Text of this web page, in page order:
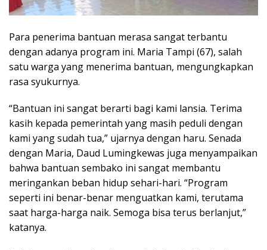
Para penerima bantuan merasa sangat terbantu
dengan adanya program ini. Maria Tampi (67), salah
satu warga yang menerima bantuan, mengungkapkan
rasa syukurnya.
“Bantuan ini sangat berarti bagi kami lansia. Terima
kasih kepada pemerintah yang masih peduli dengan
kami yang sudah tua,” ujarnya dengan haru. Senada
dengan Maria, Daud Lumingkewas juga menyampaikan
bahwa bantuan sembako ini sangat membantu
meringankan beban hidup sehari-hari. “Program
seperti ini benar-benar menguatkan kami, terutama
saat harga-harga naik. Semoga bisa terus berlanjut,”
katanya.